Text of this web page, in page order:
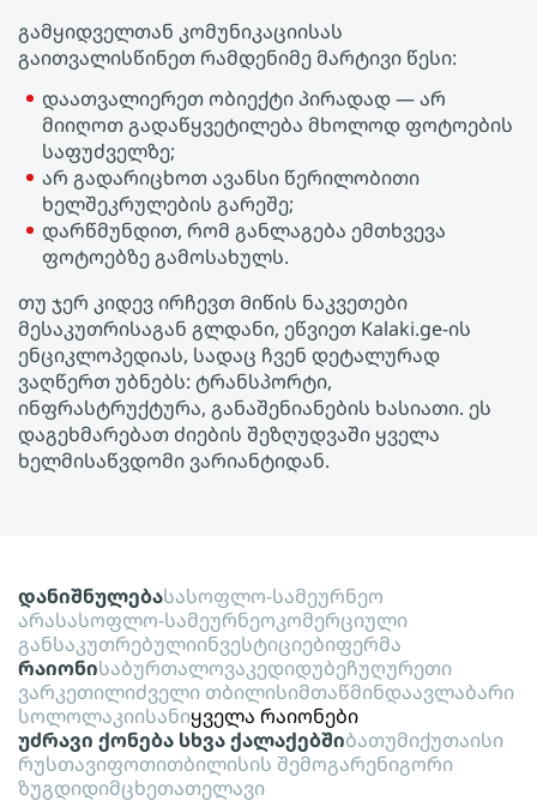
გამყიდველთან კომუნიკაციისას
გაითვალისწინეთ რამდენიმე მარტივი წესი:
დაათვალიერეთ ობიექტი პირადად — არ
მიიღოთ გადაწყვეტილება მხოლოდ ფოტოების
საფუძველზე;
არ გადარიცხოთ ავანსი წერილობითი
ხელშეკრულების გარეშე;
დარწმუნდით, რომ განლაგება ემთხვევა
ფოტოებზე გამოსახულს.
თუ ჯერ კიდევ ირჩევთ Მიწის ნაკვეთები
მესაკუთრისაგან გლდანი, ეწვიეთ Kalaki.ge-ის
ენციკლოპედიას, სადაც ჩვენ დეტალურად
ვაღწერთ უბნებს: ტრანსპორტი,
ინფრასტრუქტურა, განაშენიანების ხასიათი. ეს
დაგეხმარებათ ძიების შეზღუდვაში ყველა
ხელმისაწვდომი ვარიანტიდან.
დანიშნულებასასოფლო-სამეურნეო
არასასოფლო-სამეურნეოკომერციული
განსაკუთრებულიინვესტიციებიფერმა
რაიონისაბურთალოვაკედიდუბეჩუღურეთი
ვარკეთილიძველი თბილისიმთაწმინდაავლაბარი
სოლოლაკიისანიყველა რაიონები
უძრავი ქონება სხვა ქალაქებშიბათუმიქუთაისი
რუსთავიფოთითბილისის შემოგარენიგორი
ზუგდიდიმცხეთათელავი